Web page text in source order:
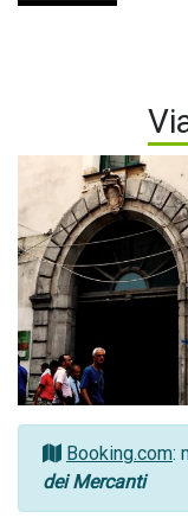
Booking.com:
dei Mercanti